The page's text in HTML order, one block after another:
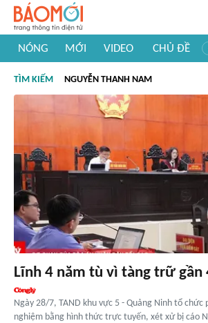
NÓNG MỚI VIDEO CHỦ ĐỀ
#Khám phá Việt Nam
#Khám phá thế giới
TÌM KIẾM NGUYỄN THANH NAM
Lĩnh 4 năm tù vì tàng trữ gần
Ngày 28/7, TAND khu vực 5 - Quảng Ninh tổ
nghiệm bằng hình thức trực tuyến, xét xử bị cáo